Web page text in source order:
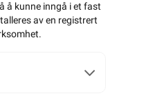
å kunne inngå i et fast
av en registrert
.